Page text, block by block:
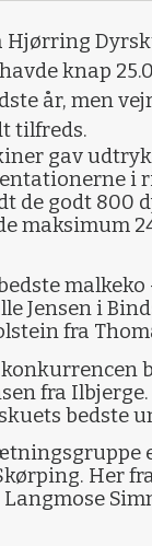
Hjørring
knap
år, men
tilfreds.
gav
i
de godt 800
maksimum
Jensen i
fra
fra
bedste
Her